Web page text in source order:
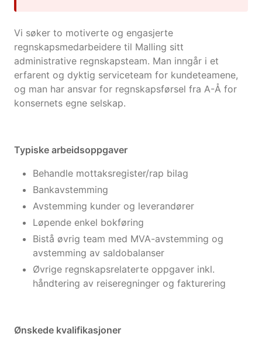
Vi søker to motiverte og engasjerte
regnskapsmedarbeidere til Malling sitt
administrative regnskapsteam. Man inngår i et
erfarent og dyktig serviceteam for kundeteamene,
og man har ansvar for regnskapsførsel fra A-Å for
konsernets egne selskap.
Typiske arbeidsoppgaver
Behandle mottaksregister/rap bilag
Bankavstemming
Avstemming kunder og leverandører
Løpende enkel bokføring
Bistå øvrig team med MVA-avstemming og
avstemming av saldobalanser
Øvrige regnskapsrelaterte oppgaver inkl.
håndtering av reiseregninger og fakturering
Ønskede kvalifikasjoner